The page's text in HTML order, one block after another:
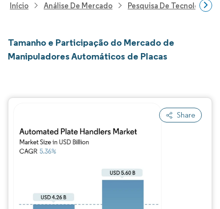
Início Análise De Mercado Pesquisa De Tecnologia,
Tamanho e Participação do Mercado de
Manipuladores Automáticos de Placas
Share